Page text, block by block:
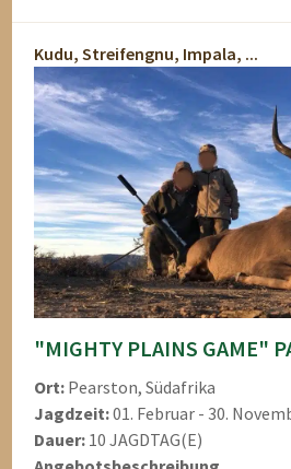
Kudu, Streifengnu, Impala, ...
"MIGHTY PLAINS GAME"
Ort: Pearston, Südafrika
Jagdzeit:01. Februar - 30.
Dauer: 10 JAGDTAG(E)